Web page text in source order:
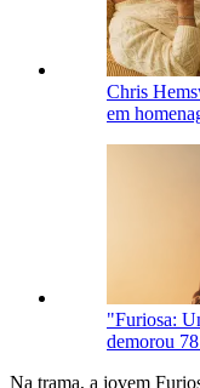
Chris
em
"Furiosa:
demorou
Na trama, a jovem